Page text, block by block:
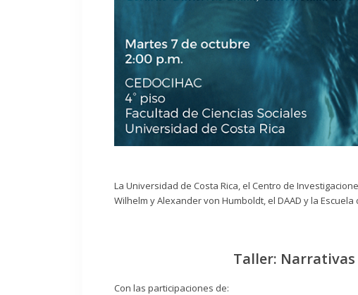
La Universidad de Costa Rica, el Centro de
Wilhelm y Alexander von Humboldt, el DAAD y la
Taller: Narrativas
Con las participaciones de: